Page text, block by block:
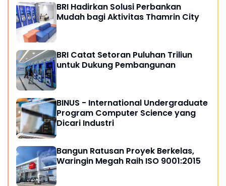
BRI Hadirkan Solusi Perbankan
Mudah bagi Aktivitas Thamrin City
BRI Catat Setoran Puluhan Triliun
untuk Dukung Pembangunan
BINUS - International Undergraduate
Program Computer Science yang
Dicari Industri
Bangun Ratusan Proyek Berkelas,
Waringin Megah Raih ISO 9001:2015